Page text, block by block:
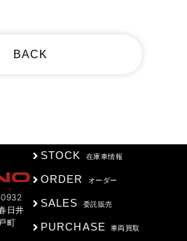
BACK
日井
町
STOCK 在庫車情報
ORDER オーダー
SALES 委託販売
PURCHASE 車両買取